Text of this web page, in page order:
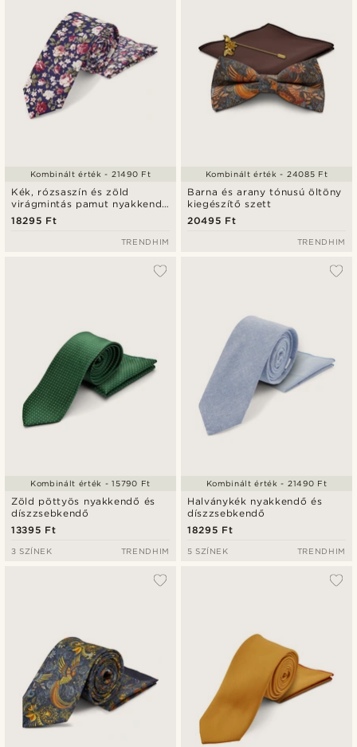
Kék, rózsaszín és zöld
virágmintás pamut nyakkendő
és díszzsebkendő szett
18295 Ft
Kombinált érték - 21490 Ft
TRENDHIM
Barna és arany tónusú öltöny
kiegészítő szett
20495 Ft
Kombinált érték - 24085 Ft
TRENDHIM
Zöld pöttyös nyakkendő és
díszzsebkendő
13395 Ft
Kombinált érték - 15790 Ft
3 SZÍNEK TRENDHIM
Halványkék nyakkendő és
díszzsebkendő
18295 Ft
Kombinált érték - 21490 Ft
5 SZÍNEK TRENDHIM